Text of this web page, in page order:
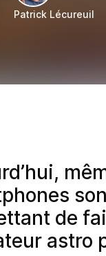
Patrick Lécureuil
de
astro